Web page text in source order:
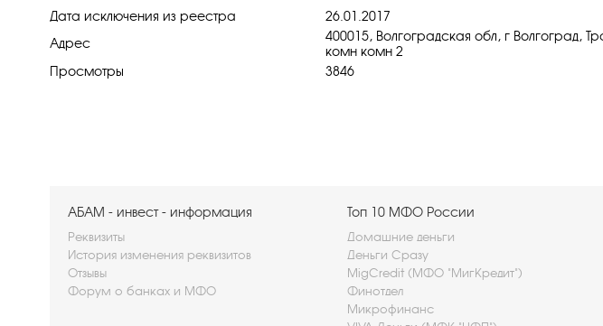
Дата исключения из реестра
26.01.2017
Адрес
400015, Волгоградская обл, г Волгоград,
комн комн 2
Просмотры
3846
АБАМ - инвест - информация
Реквизиты
История изменения реквизитов
Отзывы
Форум о банках и МФО
Топ 10 МФО России
Домашние деньги
Деньги Сразу
MigCredit (МФО "МигКредит")
Финотдел
Микрофинанс